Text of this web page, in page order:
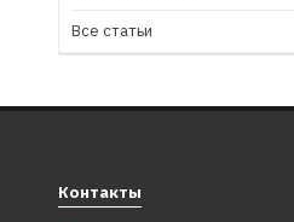
Все статьи
Контакты